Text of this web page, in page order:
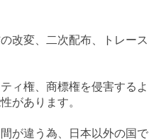
改変、二次配布、トレース
ィ権、商標権を侵害するよ
があります。
が違う為、日本以外の国で